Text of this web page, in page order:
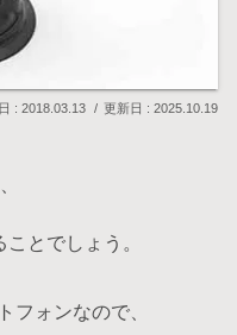
2018.03.13 2025.10.19
とでしょう。
フォンなので、